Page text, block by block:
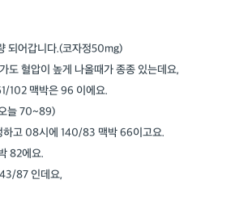
되어갑니다.(코자정50mg)
도 혈압이 높게 나올때가 종종 있는데요,
102 맥박은 96 이에요.
늘 70~89)
하고 08시에 140/83 맥박 66이고요.
82에요.
87 인데요,